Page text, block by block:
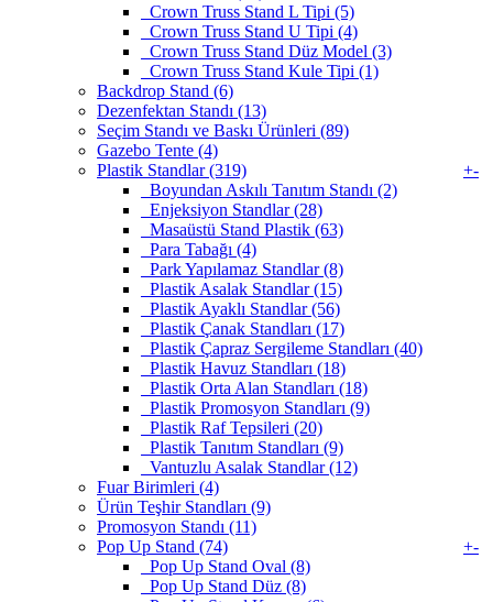
Crown Truss Stand L Tipi (5)
Crown Truss Stand U Tipi (4)
Crown Truss Stand Düz Model (3)
Crown Truss Stand Kule Tipi (1)
Backdrop Stand (6)
Dezenfektan Standı (13)
Seçim Standı ve Baskı Ürünleri (89)
Gazebo Tente (4)
Plastik Standlar (319)
+-
Boyundan Askılı Tanıtım Standı (2)
Enjeksiyon Standlar (28)
Masaüstü Stand Plastik (63)
Para Tabağı (4)
Park Yapılamaz Standlar (8)
Plastik Asalak Standlar (15)
Plastik Ayaklı Standlar (56)
Plastik Çanak Standları (17)
Plastik Çapraz Sergileme Standları (40)
Plastik Havuz Standları (18)
Plastik Orta Alan Standları (18)
Plastik Promosyon Standları (9)
Plastik Raf Tepsileri (20)
Plastik Tanıtım Standları (9)
Vantuzlu Asalak Standlar (12)
Fuar Birimleri (4)
Ürün Teşhir Standları (9)
Promosyon Standı (11)
Pop Up Stand (74)
+-
Pop Up Stand Oval (8)
Pop Up Stand Düz (8)